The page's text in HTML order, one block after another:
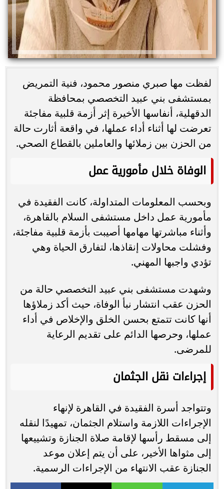
لفظت مها صبري منصور محمود، فنية التمريض
بمستشفى بني عبيد التخصصي بمحافظة
الدقهلية، أنفاسها الأخيرة إثر أزمة قلبية مفاجئة
تعرضت لها أثناء أداء عملها، في واقعة أثارت حالة
من الحزن بين زملائها والعاملين بالقطاع الصحي.
الوفاة خلال مأمورية عمل
وبحسب المعلومات المتداولة، كانت الفقيدة في
مأمورية عمل داخل مستشفى السلام بالقاهرة،
وأثناء مباشرتها مهامها أصيبت بأزمة قلبية مفاجئة،
وفشلت محاولات إنقاذها، لتفارق الحياة وهي
تؤدي واجبها المهني.
وشهدت مستشفى بني عبيد التخصصي حالة من
الحزن عقب انتشار نبأ الوفاة، حيث أكد زملاؤها
أنها كانت تتمتع بحسن الخلق والإخلاص في أداء
عملها، وحرصها الدائم على تقديم الرعاية
للمرضى.
إجراءات نقل الجثمان
وتتواجد أسرة الفقيدة في القاهرة لإنهاء
الإجراءات اللازمة واستلام الجثمان، تمهيدًا لنقله
إلى مسقط رأسها لإقامة صلاة الجنازة وتشييعها
إلى مثواها الأخير، على أن يتم إعلان موعد
الجنازة عقب الانتهاء من الإجراءات الرسمية.